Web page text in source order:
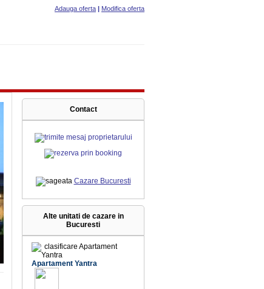
Adauga oferta | Modifica oferta
Contact
Cazare Bucuresti
Alte unitati de cazare in
Bucuresti
Apartament Yantra